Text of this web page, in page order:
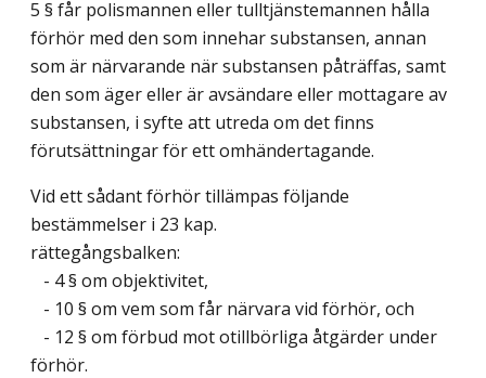
5 § får polismannen eller tulltjänstemannen hålla
förhör med den som innehar substansen, annan
som är närvarande när substansen påträffas, samt
den som äger eller är avsändare eller mottagare av
substansen, i syfte att utreda om det finns
förutsättningar för ett omhändertagande.
Vid ett sådant förhör tillämpas följande
bestämmelser i 23 kap.
rättegångsbalken:
- 4 § om objektivitet,
- 10 § om vem som får närvara vid förhör, och
- 12 § om förbud mot otillbörliga åtgärder under
förhör.